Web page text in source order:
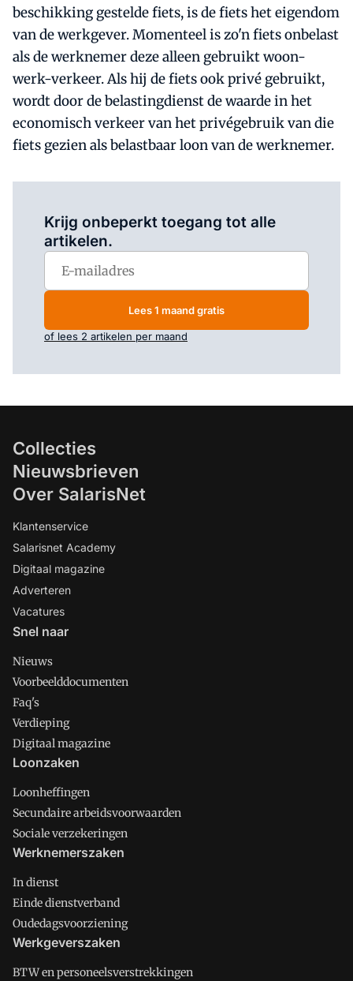
beschikking gestelde fiets, is de fiets het eigendom
van de werkgever. Momenteel is zo'n fiets onbelast
als de werknemer deze alleen gebruikt woon-
werk-verkeer. Als hij de fiets ook privé gebruikt,
wordt door de belastingdienst de waarde in het
economisch verkeer van het privégebruik van die
fiets gezien als belastbaar loon van de werknemer.
Krijg onbeperkt toegang tot alle
artikelen.
Lees 1 maand gratis
of lees 2 artikelen per maand
Collecties
Nieuwsbrieven
Over SalarisNet
Klantenservice
Salarisnet Academy
Digitaal magazine
Adverteren
Vacatures
Snel naar
Nieuws
Voorbeelddocumenten
Faq's
Verdieping
Digitaal magazine
Loonzaken
Loonheffingen
Secundaire arbeidsvoorwaarden
Sociale verzekeringen
Werknemerszaken
In dienst
Einde dienstverband
Oudedagsvoorziening
Werkgeverszaken
BTW en personeelsverstrekkingen